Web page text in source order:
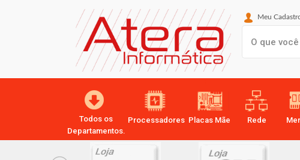
Meu
Todos os
Departamentos.
Processadores Placas Mãe Rede